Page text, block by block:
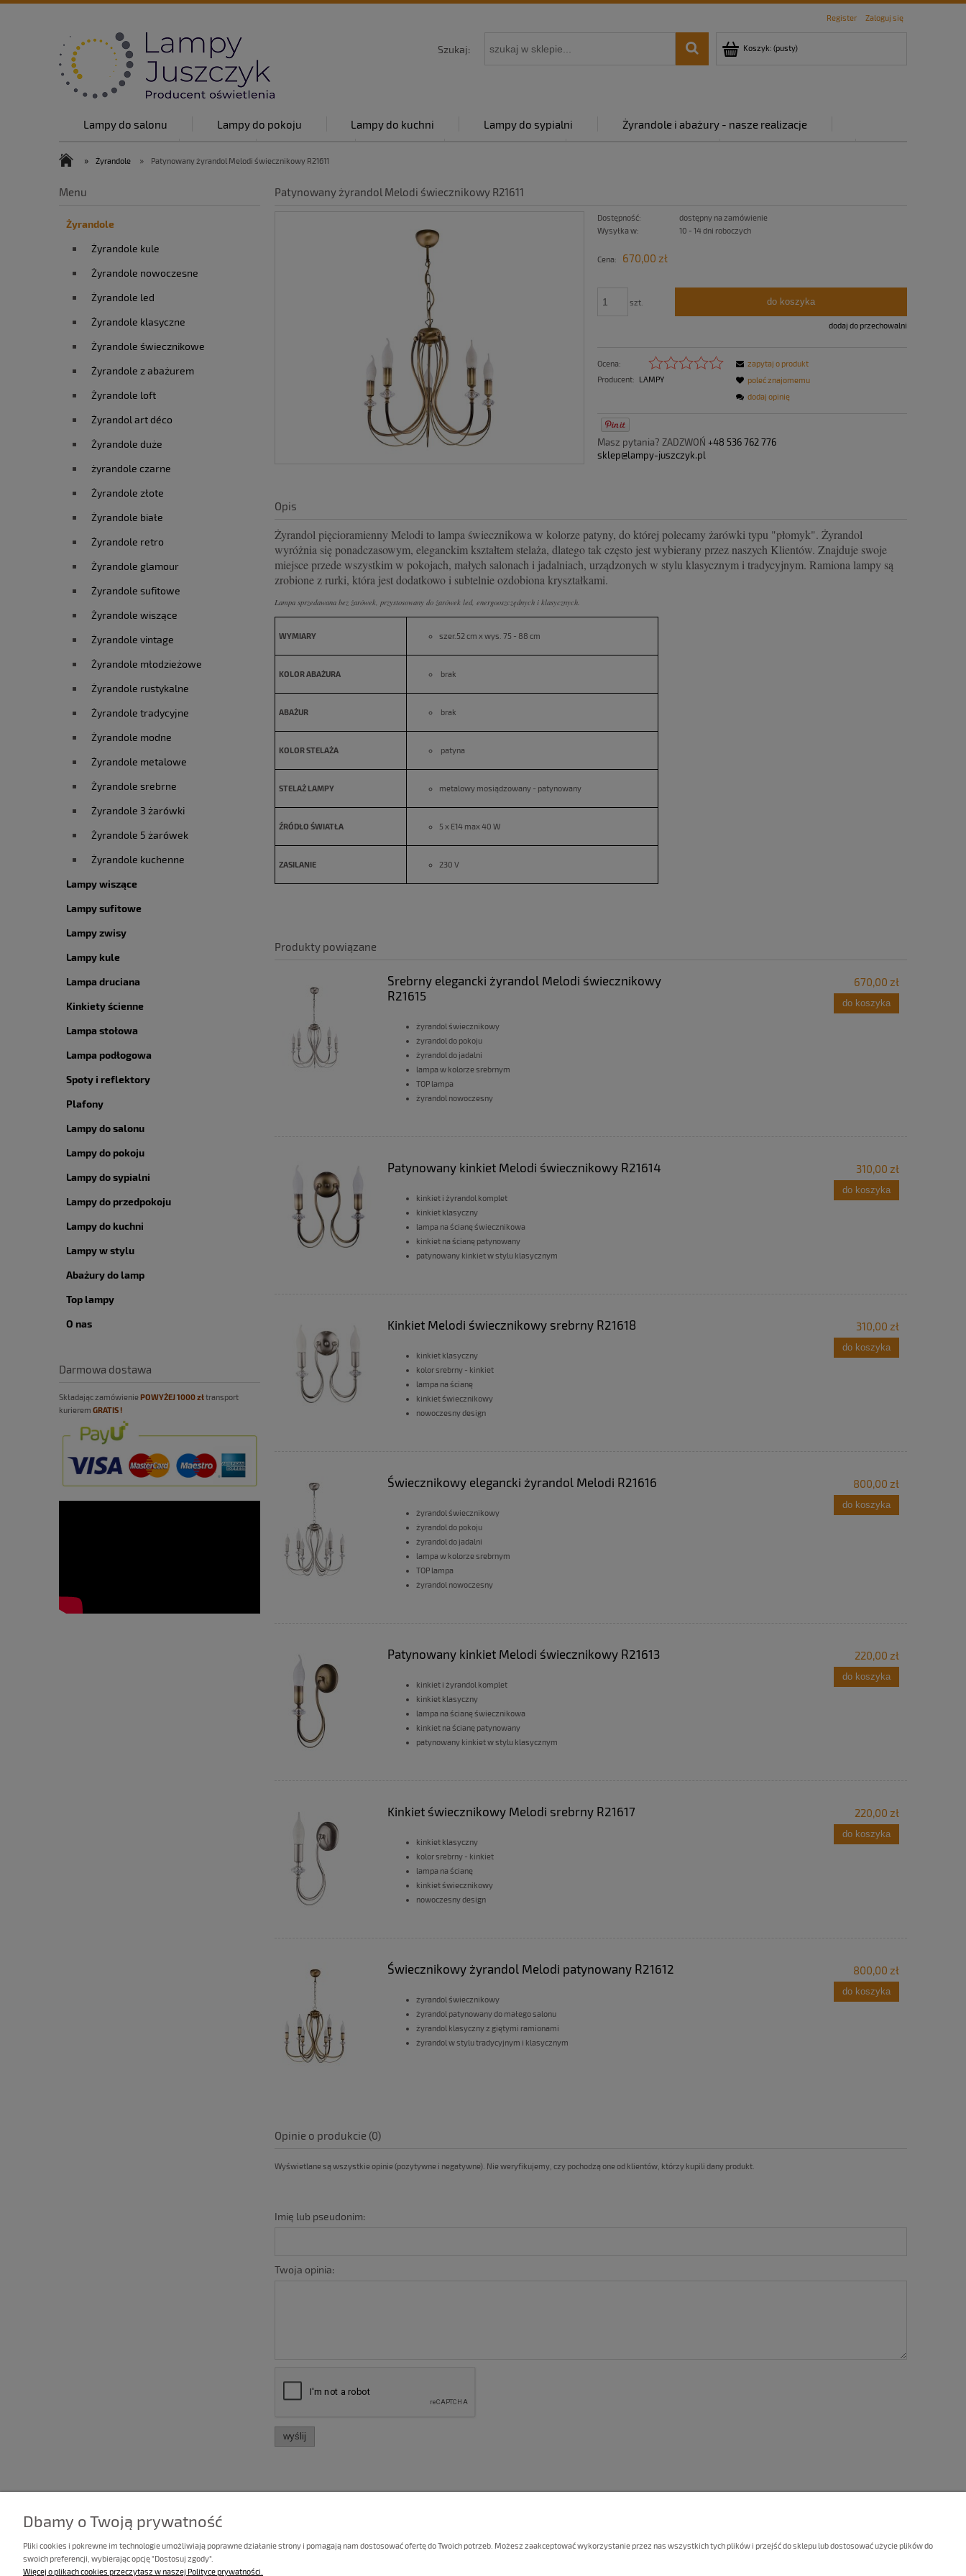
Register Zaloguj się
Koszyk: (pusty)
Szukaj:
Lampy do salonu Lampy do pokoju Lampy do kuchni Lampy do sypialni
Żyrandole i abażury - nasze realizacje
O nas
Blog
» Żyrandole » Patynowany żyrandol Melodi świecznikowy R21611
Menu
Żyrandole
Żyrandole kule
Żyrandole nowoczesne
Żyrandole led
Żyrandole klasyczne
Żyrandole świecznikowe
Żyrandole z abażurem
Żyrandole loft
Żyrandol art déco
Żyrandole duże
żyrandole czarne
Żyrandole złote
Żyrandole białe
Żyrandole retro
Żyrandole glamour
Żyrandole sufitowe
Żyrandole wiszące
Żyrandole vintage
Żyrandole młodzieżowe
Żyrandole rustykalne
Żyrandole tradycyjne
Żyrandole modne
Żyrandole metalowe
Żyrandole srebrne
Żyrandole 3 żarówki
Żyrandole 5 żarówek
Żyrandole kuchenne
Lampy wiszące
Lampy sufitowe
Lampy zwisy
Lampy kule
Lampa druciana
Kinkiety ścienne
Lampa stołowa
Lampa podłogowa
Spoty i reflektory
Plafony
Lampy do salonu
Lampy do pokoju
Lampy do sypialni
Lampy do przedpokoju
Lampy do kuchni
Lampy w stylu
Abażury do lamp
Top lampy
O nas
Darmowa dostawa
Składając zamówieniePOWYŻEJ1000 złtransport
kurierem GRATIS !
Patynowany żyrandol Melodi świecznikowy R21611
Dostępność:
dostępny na zamówienie
Wysyłka w:
10 - 14 dni roboczych
Cena: 670,00 zł
szt. do koszyka
dodaj do przechowalni
Ocena:
Producent:
LAMPY
zapytaj o produkt
poleć znajomemu
dodaj opinię
Masz pytania? ZADZWOŃ +48 536 762 776
sklep@lampy-juszczyk.pl
Opis
Żyrandol pięcioramienny Melodi to lampa świecznikowa w kolorze patyny, do której polecamy żarówki typu "płomyk". Żyrandol
wyróżnia się ponadczasowym, eleganckim kształtem stelaża, dlatego tak często jest wybierany przez naszych Klientów. Znajduje swoje
miejsce przede wszystkim w pokojach, małych salonach i jadalniach, urządzonych w stylu klasycznym i tradycyjnym. Ramiona lampy są
zrobione z rurki, która jest dodatkowo i subtelnie ozdobiona kryształkami.
Lampa sprzedawana bez żarówek, przystosowany do żarówek led, energooszczędnych i klasycznych.
WYMIARY szer.52 cm x wys. 75 - 88 cm
KOLOR ABAŻURA brak
ABAŻUR brak
KOLOR STELAŻA patyna
STELAŻ LAMPY metalowy mosiądzowany - patynowany
ŹRÓDŁO ŚWIATŁA 5 x E14 max 40 W
ZASILANIE 230 V
Produkty powiązane
Srebrny elegancki żyrandol Melodi świecznikowy
R21615
żyrandol świecznikowy
żyrandol do pokoju
żyrandol do jadalni
lampa w kolorze srebrnym
TOP lampa
żyrandol nowoczesny
670,00 zł
do koszyka
Patynowany kinkiet Melodi świecznikowy R21614
kinkiet i żyrandol komplet
kinkiet klasyczny
lampa na ścianę świecznikowa
kinkiet na ścianę patynowany
patynowany kinkiet w stylu klasycznym
310,00 zł
do koszyka
Kinkiet Melodi świecznikowy srebrny R21618
kinkiet klasyczny
kolor srebrny - kinkiet
lampa na ścianę
kinkiet świecznikowy
nowoczesny design
310,00 zł
do koszyka
Świecznikowy elegancki żyrandol Melodi R21616
żyrandol świecznikowy
żyrandol do pokoju
żyrandol do jadalni
lampa w kolorze srebrnym
TOP lampa
żyrandol nowoczesny
800,00 zł
do koszyka
Patynowany kinkiet Melodi świecznikowy R21613
kinkiet i żyrandol komplet
kinkiet klasyczny
lampa na ścianę świecznikowa
kinkiet na ścianę patynowany
patynowany kinkiet w stylu klasycznym
220,00 zł
do koszyka
Kinkiet świecznikowy Melodi srebrny R21617
kinkiet klasyczny
kolor srebrny - kinkiet
lampa na ścianę
kinkiet świecznikowy
nowoczesny design
220,00 zł
do koszyka
Świecznikowy żyrandol Melodi patynowany R21612
żyrandol świecznikowy
żyrandol patynowany do małego salonu
żyrandol klasyczny z giętymi ramionami
żyrandol w stylu tradycyjnym i klasycznym
800,00 zł
do koszyka
Opinie o produkcie (0)
Wyświetlane są wszystkie opinie (pozytywne i negatywne). Nie weryfikujemy, czy pochodzą one od klientów, którzy kupili dany produkt.
Imię lub pseudonim:
Twoja opinia:
wyślij
Informacje
Ustawienia plików cookies
Polub nas na Facebooku
Faktury i paragony
Gwarancja
Dbamy o Twoją prywatność
Pliki cookies i pokrewne im technologie umożliwiają poprawne działanie strony i pomagają nam dostosować ofertę do Twoich potrzeb. Możesz zaakceptować wykorzystanie przez nas wszystkich tych plików i przejść do sklepu lub dostosować użycie plików do
swoich preferencji, wybierając opcję "Dostosuj zgody".
Więcej o plikach cookies przeczytasz w naszej Polityce prywatności.